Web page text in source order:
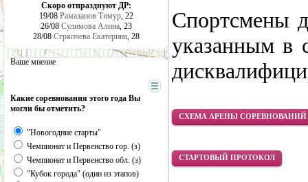
Скоро отпразднуют ДР:
19/08 Рамазанов Тимур, 22
26/08 Сулимова Алина, 23
28/08 Стряпчева Екатерина, 28
Ваше мнение
Какие соревнования этого года Вы
могли бы отметить?
"Новогодние старты"
Чемпионат и Первенство гор. (з)
Чемпионат и Первенство обл. (з)
"Кубок города" (один из этапов)
Спортсмены
указанным в
СХЕМА АРЕНЫ СОРЕВНОВАНИЙ
СТАРТОВЫЙ ПРОТОКОЛ